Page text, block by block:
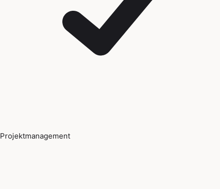
Projektmanagement